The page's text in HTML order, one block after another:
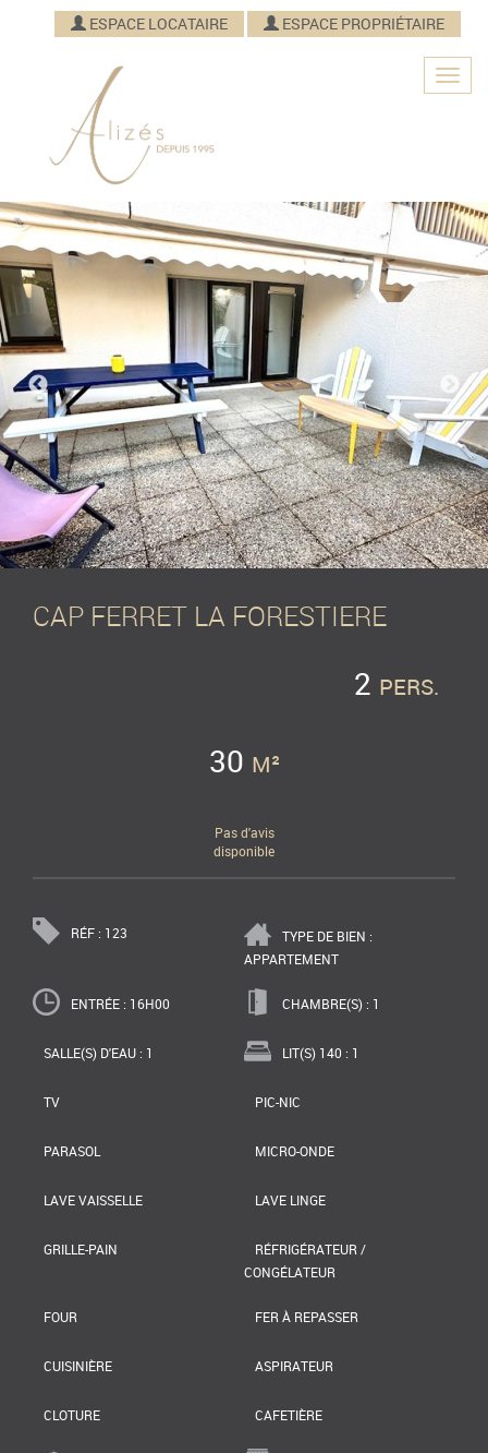
ESPACE LOCATAIRE ESPACE PROPRIÉTAIRE
CAP FERRET LA FORESTIERE
2 PERS.
30 M²
Pas d'avis
disponible
RÉF : 123
TYPE DE BIEN :
APPARTEMENT
ENTRÉE : 16H00 CHAMBRE(S) : 1
SALLE(S) D'EAU : 1 LIT(S) 140 : 1
TV PIC-NIC
PARASOL MICRO-ONDE
LAVE VAISSELLE LAVE LINGE
GRILLE-PAIN
RÉFRIGÉRATEUR /
CONGÉLATEUR
FOUR FER À REPASSER
CUISINIÈRE ASPIRATEUR
CLOTURE CAFETIÈRE